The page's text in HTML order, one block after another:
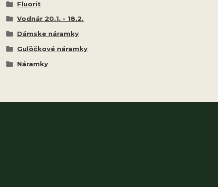
Fluorit
Vodnár 20.1. - 18.2.
Dámske náramky
Guľôčkové náramky
Náramky